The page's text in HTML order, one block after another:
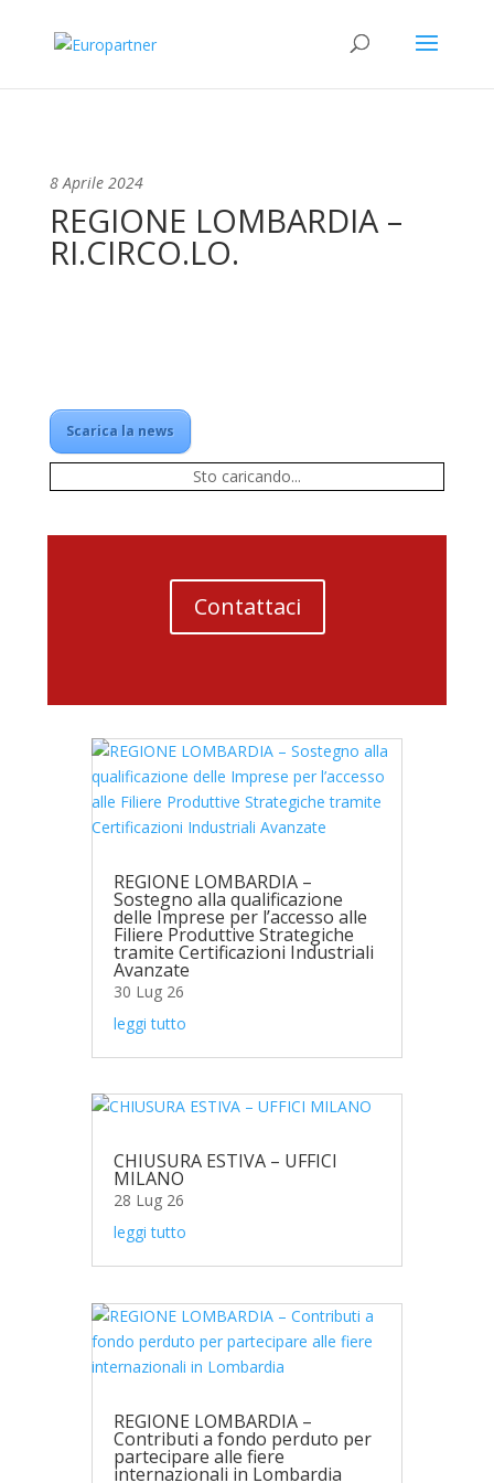
8 Aprile 2024
REGIONE LOMBARDIA –
RI.CIRCO.LO.
Scarica la news
Sto caricando...
Contattaci
REGIONE LOMBARDIA –
Sostegno alla qualificazione
delle Imprese per l’accesso alle
Filiere Produttive Strategiche
tramite Certificazioni Industriali
Avanzate
30 Lug 26
leggi tutto
CHIUSURA ESTIVA – UFFICI
MILANO
28 Lug 26
leggi tutto
REGIONE LOMBARDIA –
Contributi a fondo perduto per
partecipare alle fiere
internazionali in Lombardia